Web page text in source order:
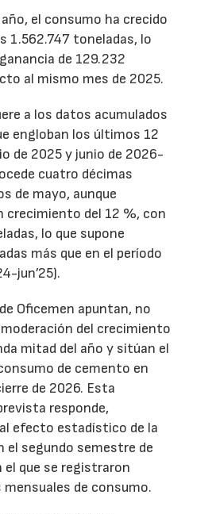
el consumo ha crecido
1.562.747 toneladas, lo
de 129.232
al mismo mes de 2025.
a los datos acumulados
engloban los últimos 12
de 2025 y junio de 2026-
cuatro décimas
de mayo, aunque
crecimiento del 12 %, con
lo que supone
más que en el período
jun’25).
Oficemen apuntan, no
del crecimiento
mitad del año y sitúan el
de cemento en
de 2026. Esta
responde,
efecto estadístico de la
el segundo semestre de
el que se registraron
mensuales de consumo.